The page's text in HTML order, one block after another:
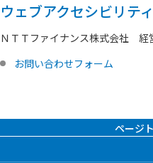
ウェブアクセシビリテ
ＮＴＴファイナンス株式会社
お問い合わせフォーム
ページ